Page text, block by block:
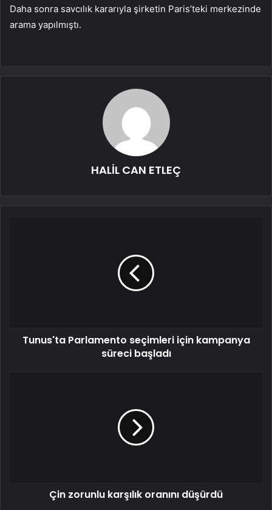
Daha sonra savcılık kararıyla şirketin Paris’teki merkezinde
arama yapılmıştı.
HALİL CAN ETLEÇ
Tunus'ta Parlamento seçimleri için kampanya
süreci başladı
Çin zorunlu karşılık oranını düşürdü